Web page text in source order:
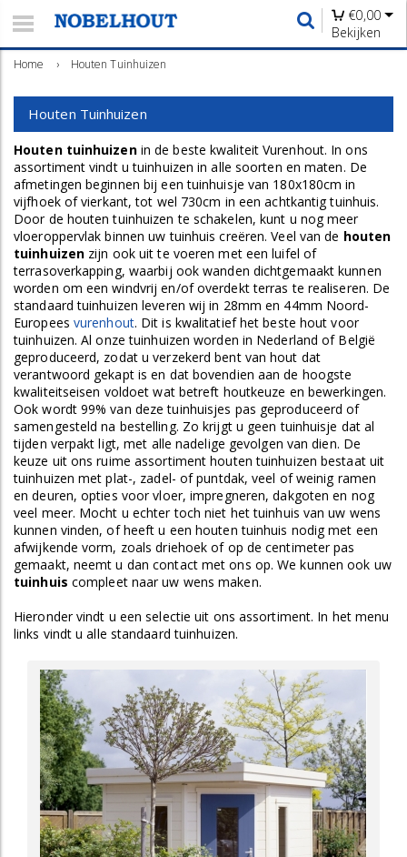
€0,00
Bekijken
Home › Houten Tuinhuizen
Houten Tuinhuizen
Houten tuinhuizenin de beste kwaliteit Vurenhout. In ons
assortiment vindt u tuinhuizen in alle soorten en maten. De
afmetingen beginnen bij een tuinhuisje van 180x180cm in
vijfhoek of vierkant, tot wel 730cm in een achtkantig tuinhuis.
Door de houten tuinhuizen te schakelen, kunt u nog meer
vloeroppervlak binnen uw tuinhuis creëren. Veel van de houten
tuinhuizen zijn ook uit te voeren met een luifel of
terrasoverkapping, waarbij ook wanden dichtgemaakt kunnen
worden om een windvrij en/of overdekt terras te realiseren. De
standaard tuinhuizen leveren wij in 28mm en 44mm Noord-
Europees vurenhout. Dit is kwalitatief het beste hout voor
tuinhuizen. Al onze tuinhuizen worden in Nederland of België
geproduceerd, zodat u verzekerd bent van hout dat
verantwoord gekapt is en dat bovendien aan de hoogste
kwaliteitseisen voldoet wat betreft houtkeuze en bewerkingen.
Ook wordt 99% van deze tuinhuisjes pas geproduceerd of
samengesteld na bestelling. Zo krijgt u geen tuinhuisje dat al
tijden verpakt ligt, met alle nadelige gevolgen van dien. De
keuze uit ons ruime assortiment houten tuinhuizen bestaat uit
tuinhuizen met plat-, zadel- of puntdak, veel of weinig ramen
en deuren, opties voor vloer, impregneren, dakgoten en nog
veel meer. Mocht u echter toch niet het tuinhuis van uw wens
kunnen vinden, of heeft u een houten tuinhuis nodig met een
afwijkende vorm, zoals driehoek of op de centimeter pas
gemaakt, neemt u dan contact met ons op. We kunnen ook uw
tuinhuis compleet naar uw wens maken.
Hieronder vindt u een selectie uit ons assortiment. In het menu
links vindt u alle standaard tuinhuizen.